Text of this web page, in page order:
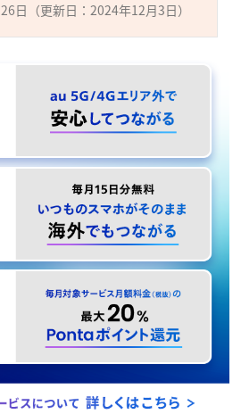
日（更新日：2024年12月3日）